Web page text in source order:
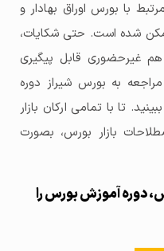
با بورس اوراق بهادار و
شده است. حتی شکایات،
غیرحضوری قابل پیگیری
به بورس شیراز دوره
تا با تمامی ارکان بازار
بازار بورس، بصورت
دوره آموزش بورس را